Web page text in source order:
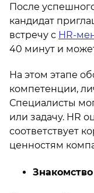
После
кандидат
встречу с HR-
40 минут и
На этом этапе
компетенции,
Специалисты
или задачу. HR
соответствует
ценностям